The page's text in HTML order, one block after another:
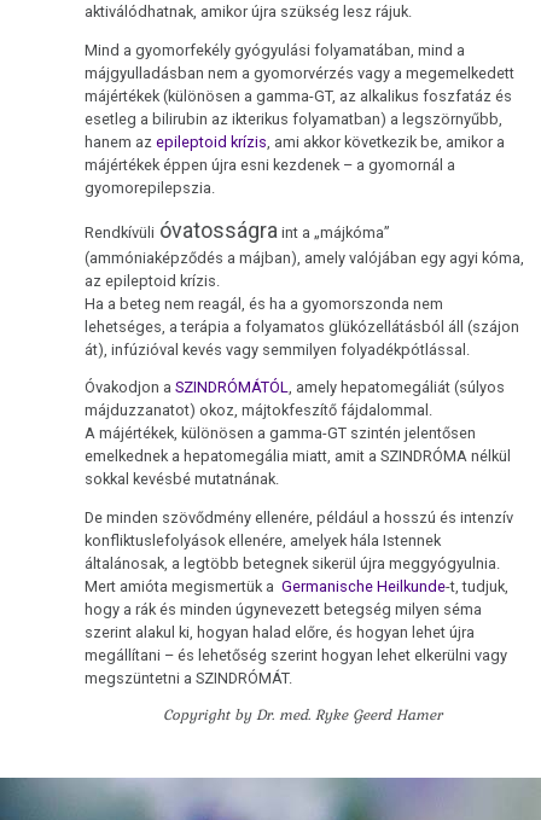
aktiválódhatnak, amikor újra szükség lesz rájuk.
Mind a gyomorfekély gyógyulási folyamatában, mind a
májgyulladásban nem a gyomorvérzés vagy a megemelkedett
májértékek (különösen a gamma-GT, az alkalikus foszfatáz és
esetleg a bilirubin az ikterikus folyamatban) a legszörnyűbb,
hanem azepileptoid krízis , ami akkor következik be, amikor a
májértékek éppen újra esni kezdenek – a gyomornál a
gyomorepilepszia.
Rendkívüli óvatosságra int a „májkóma”
(ammóniaképződés a májban), amely valójában egy agyi kóma,
az epileptoid krízis.
Ha a beteg nem reagál, és ha a gyomorszonda nem
lehetséges, a terápia a folyamatos glükózellátásból áll (szájon
át), infúzióval kevés vagy semmilyen folyadékpótlással.
Óvakodjon aSZINDRÓMÁTÓL, amely hepatomegáliát (súlyos
májduzzanatot) okoz, májtokfeszítő fájdalommal.
A májértékek, különösen a gamma-GT szintén jelentősen
emelkednek a hepatomegália miatt, amit a SZINDRÓMA nélkül
sokkal kevésbé mutatnának.
De minden szövődmény ellenére, például a hosszú és intenzív
konfliktuslefolyások ellenére, amelyek hála Istennek
általánosak, a legtöbb betegnek sikerül újra meggyógyulnia.
Mert amióta megismertük aGermanische Heilkunde-t, tudjuk,
hogy a rák és minden úgynevezett betegség milyen séma
szerint alakul ki, hogyan halad előre, és hogyan lehet újra
megállítani – és lehetőség szerint hogyan lehet elkerülni vagy
megszüntetni a SZINDRÓMÁT.
Copyright by Dr. med. Ryke Geerd Hamer